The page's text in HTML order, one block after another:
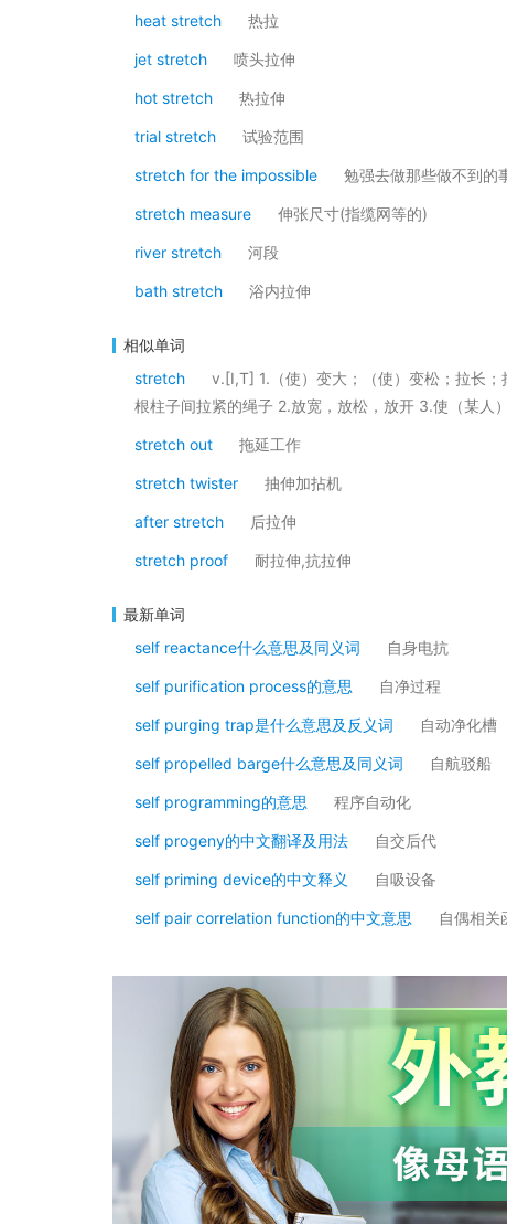
heat stretch 热拉
jet stretch 喷头拉伸
hot stretch 热拉伸
trial stretch 试验范围
stretch for the impossible 勉强去做那些做不到的
stretch measure 伸张尺寸(指缆网等的)
river stretch 河段
bath stretch 浴内拉伸
相似单词
stretch
v.[I,T] 1.（使）变大；（使）变松；拉长
根柱子间拉紧的绳子 2.放宽，放松，放开 3.使（某人
stretch out 拖延工作
stretch twister 抽伸加拈机
after stretch 后拉伸
stretch proof 耐拉伸,抗拉伸
最新单词
self reactance什么意思及同义词
自身电抗
self purification process的意思 自净过程
self purging trap是什么意思及反义词 自动净化槽
self propelled barge什么意思及同义词 自航驳船
self programming的意思 程序自动化
self progeny的中文翻译及用法 自交后代
self priming device的中文释义 自吸设备
self pair correlation function的中文意思 自偶相关